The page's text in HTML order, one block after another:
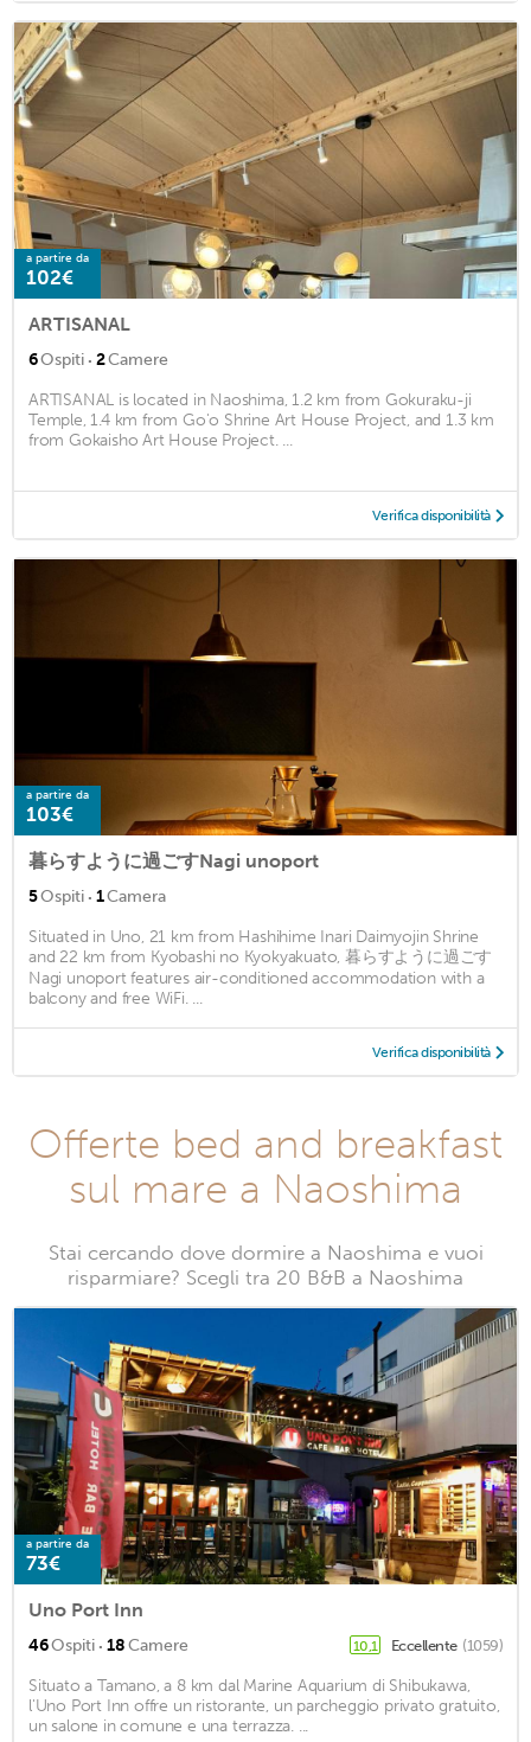
a partire da
102€
ARTISANAL
6Ospiti · 2Camere
ARTISANAL is located in Naoshima, 1.2 km from Gokuraku-ji
Temple, 1.4 km from Go'o Shrine Art House Project, and 1.3 km
from Gokaisho Art House Project. ...
Verifica disponibilità
a partire da
103€
暮らすように過ごすNagi unoport
5Ospiti · 1Camera
Situated in Uno, 21 km from Hashihime Inari Daimyojin Shrine
and 22 km from Kyobashi no Kyokyakuato, 暮らすように過ごす
Nagi unoport features air-conditioned accommodation with a
balcony and free WiFi. ...
Verifica disponibilità
Offerte bed and breakfast
sul mare a Naoshima
Stai cercando dove dormire a Naoshima e vuoi
risparmiare? Scegli tra 20 B&B a Naoshima
a partire da
73€
Uno Port Inn
46Ospiti · 18Camere 10,1 Eccellente (1059)
Situato a Tamano, a 8 km dal Marine Aquarium di Shibukawa,
l'Uno Port Inn offre un ristorante, un parcheggio privato gratuito,
un salone in comune e una terrazza. ...